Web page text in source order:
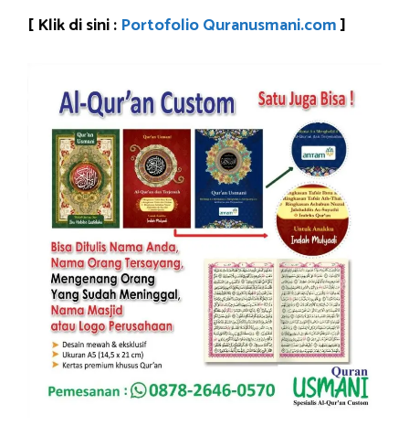
[ Klik di sini : Portofolio Quranusmani.com]